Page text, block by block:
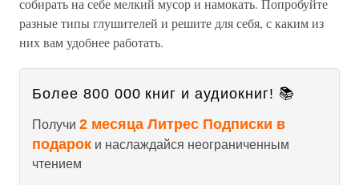
собирать на себе мелкий мусор и намокать. Попробуйте
разные типы глушителей и решите для себя, с каким из
них вам удобнее работать.
Более 800 000 книг и аудиокниг! 📚
Получи 2 месяца Литрес Подписки в
подарок и наслаждайся неограниченным
чтением